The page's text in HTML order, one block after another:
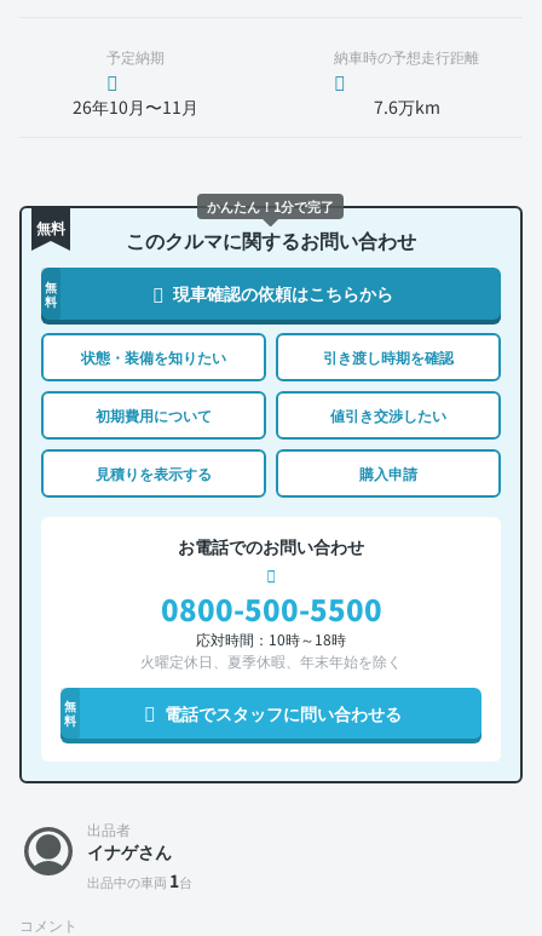
予定納期
26年10月〜11月
納車時の予想走行距離
7.6万km
無料 このクルマに関するお問い合わせ
無
料
現車確認の依頼はこちらから
状態・装備を知りたい 引き渡し時期を確認
初期費用について 値引き交渉したい
見積りを表示する 購入申請
お電話でのお問い合わせ
0800-500-5500
応対時間：10時～18時
火曜定休日、夏季休暇、年末年始を除く
無
料
電話でスタッフに問い合わせる
出品者
イナゲさん
出品中の車両 1台
コメント
かんたん！1分で完了